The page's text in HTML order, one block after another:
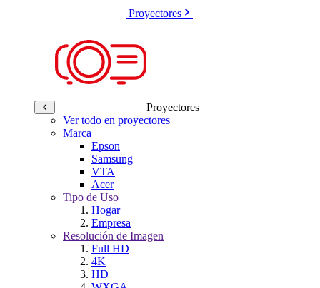
Proyectores
Proyectores
Ver todo en proyectores
Marca
Epson
Samsung
VTA
Acer
Tipo de Uso
Hogar
Empresa
Resolución de Imagen
Full HD
4K
HD